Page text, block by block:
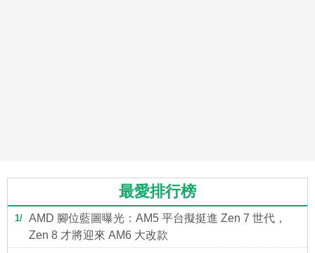
最愛排行榜
1
AMD 腳位藍圖曝光：AM5 平台擬挺進 Zen 7 世代，
Zen 8 才將迎來 AM6 大改款